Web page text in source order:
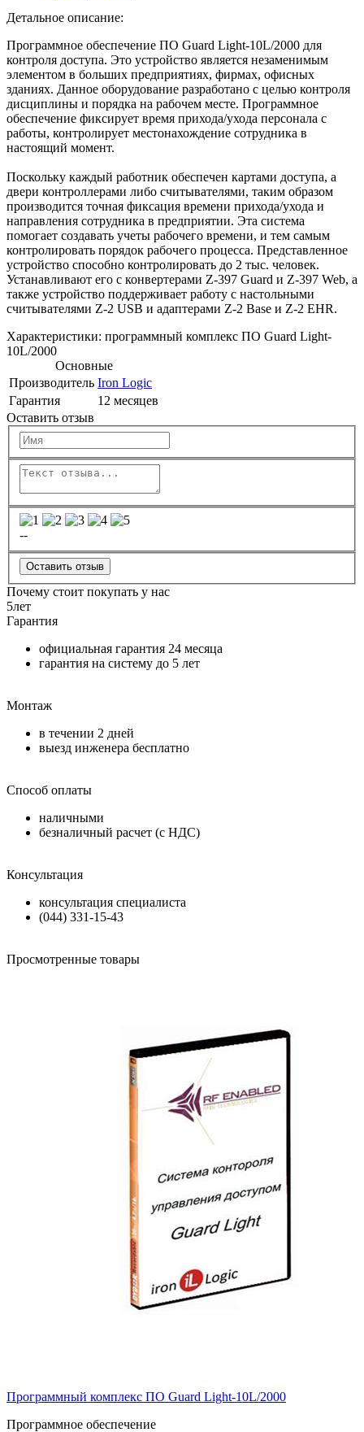
Детальное описание:
Программное обеспечение ПО Guard Light-10L/2000 для
контроля доступа. Это устройство является незаменимым
элементом в больших предприятиях, фирмах, офисных
зданиях. Данное оборудование разработано с целью контроля
дисциплины и порядка на рабочем месте. Программное
обеспечение фиксирует время прихода/ухода персонала с
работы, контролирует местонахождение сотрудника в
настоящий момент.
Поскольку каждый работник обеспечен картами доступа, а
двери контроллерами либо считывателями, таким образом
производится точная фиксация времени прихода/ухода и
направления сотрудника в предприятии. Эта система
помогает создавать учеты рабочего времени, и тем самым
контролировать порядок рабочего процесса. Представленное
устройство способно контролировать до 2 тыс. человек.
Устанавливают его с конвертерами Z-397 Guard и Z-397 Web, а
также устройство поддерживает работу с настольными
считывателями Z-2 USB и адаптерами Z-2 Base и Z-2 EHR.
Характеристики: программный комплекс ПО Guard Light-
10L/2000
Основные
Производитель Iron Logic
Гарантия
12 месяцев
Оставить отзыв
--
Оставить отзыв
Почему стоит покупать у нас
5лет
Гарантия
официальная гарантия 24 месяца
гарантия на систему до 5 лет
Монтаж
в течении 2 дней
выезд инженера бесплатно
Способ оплаты
наличными
безналичный расчет (с НДС)
Консультация
консультация специалиста
(044) 331-15-43
Просмотренные товары
Программный комплекс ПО Guard Light-10L/2000
Программное обеспечение